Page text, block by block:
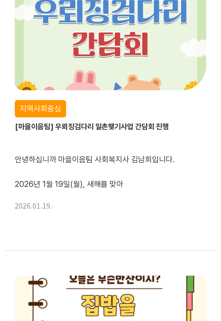
지역사회중심
[마을이음팀] 우뢰징검다리 일촌맺기사업 간담회 진행
안녕하십니까 마을이음팀 사회복지사 김남희입니다.
2026년 1월 19일(월), 새해를 맞아
복지관 회의장에 모여 2025년도를 돌아보고,
2026.01.19.